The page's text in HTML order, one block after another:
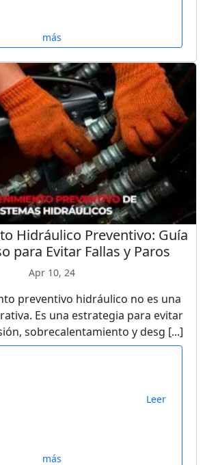
más
Hidráulico Preventivo: Guía
para Evitar Fallas y Paros
Apr 10, 24
preventivo hidráulico no es una
Es una estrategia para evitar
sobrecalentamiento y desg [...]
Leer
más